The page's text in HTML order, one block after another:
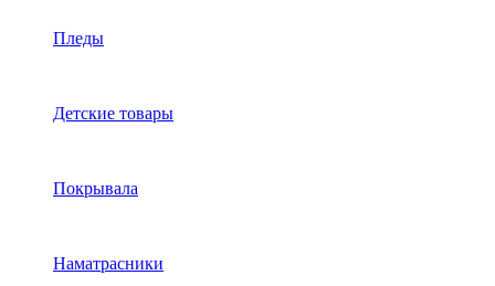
Пледы
Детские товары
Покрывала
Наматрасники